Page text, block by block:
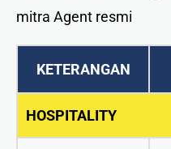
mitra Agent resmi
KETERANGAN
HOSPITALITY